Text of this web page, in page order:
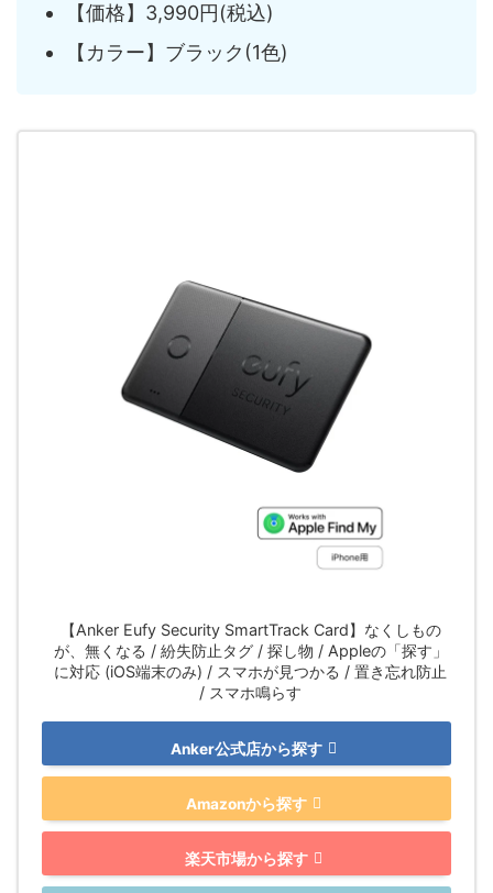
【価格】3,990円(税込)
【カラー】ブラック(1色)
【Anker Eufy Security SmartTrack Card】なくしもの
が、無くなる / 紛失防止タグ / 探し物 / Appleの「探す」
に対応 (iOS端末のみ) / スマホが見つかる / 置き忘れ防止
/ スマホ鳴らす
Anker公式店から探す
Amazonから探す
楽天市場から探す